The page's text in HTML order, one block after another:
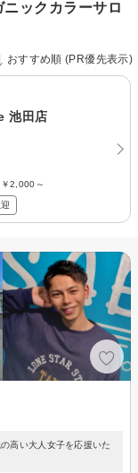
ックカラーサロ
おすすめ順 (PR優先表示)
池田店
￥2,000～
高い大人女子を応援いた